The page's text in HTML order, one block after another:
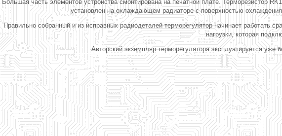
Большая часть элементов устройства смонтирована на печатной плате. Терморезистор
установлен на охлаждающем радиаторе с поверхностью
Правильно собранный и из исправных радиодеталей терморегулятор начинает работать
нагрузки, которая
Авторский экземпляр терморегулятора эксплуатируется